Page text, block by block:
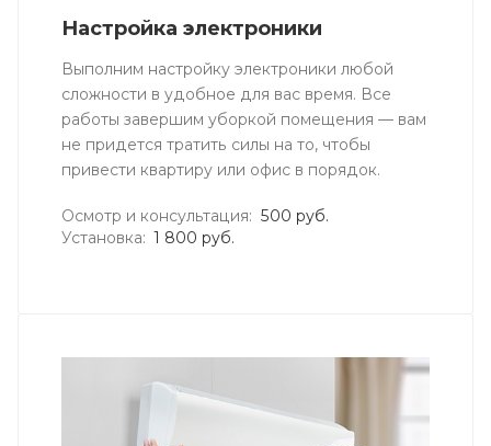
Настройка электроники
Выполним настройку электроники любой
сложности в удобное для вас время. Все
работы завершим уборкой помещения — вам
не придется тратить силы на то, чтобы
привести квартиру или офис в порядок.
Осмотр и консультация: 500 руб.
Установка: 1 800 руб.